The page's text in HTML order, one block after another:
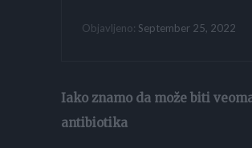
Objavljeno: September 25, 2022
Iako znamo da može biti
antibiotika